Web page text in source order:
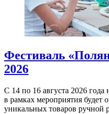
Фестиваль
2026
С 14 по 16 августа 2026 года
в рамках мероприятия будет
уникальных товаров ручной